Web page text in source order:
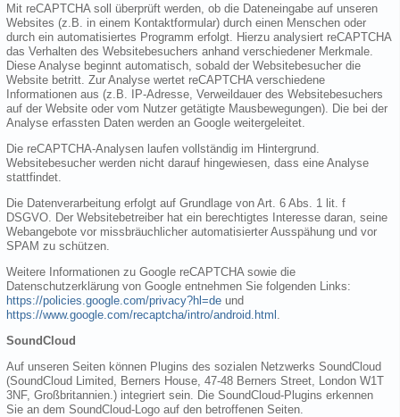
Mit reCAPTCHA soll überprüft werden, ob die Dateneingabe auf unseren
Websites (z.B. in einem Kontaktformular) durch einen Menschen oder
durch ein automatisiertes Programm erfolgt. Hierzu analysiert reCAPTCHA
das Verhalten des Websitebesuchers anhand verschiedener Merkmale.
Diese Analyse beginnt automatisch, sobald der Websitebesucher die
Website betritt. Zur Analyse wertet reCAPTCHA verschiedene
Informationen aus (z.B. IP-Adresse, Verweildauer des Websitebesuchers
auf der Website oder vom Nutzer getätigte Mausbewegungen). Die bei der
Analyse erfassten Daten werden an Google weitergeleitet.
Die reCAPTCHA-Analysen laufen vollständig im Hintergrund.
Websitebesucher werden nicht darauf hingewiesen, dass eine Analyse
stattfindet.
Die Datenverarbeitung erfolgt auf Grundlage von Art. 6 Abs. 1 lit. f
DSGVO. Der Websitebetreiber hat ein berechtigtes Interesse daran, seine
Webangebote vor missbräuchlicher automatisierter Ausspähung und vor
SPAM zu schützen.
Weitere Informationen zu Google reCAPTCHA sowie die
Datenschutzerklärung von Google entnehmen Sie folgenden Links:
https://policies.google.com/privacy?hl=de und
https://www.google.com/recaptcha/intro/android.html
SoundCloud
Auf unseren Seiten können Plugins des sozialen Netzwerks SoundCloud
(SoundCloud Limited, Berners House, 47-48 Berners Street, London W1T
3NF, Großbritannien.) integriert sein. Die SoundCloud-Plugins erkennen
Sie an dem SoundCloud-Logo auf den betroffenen Seiten.